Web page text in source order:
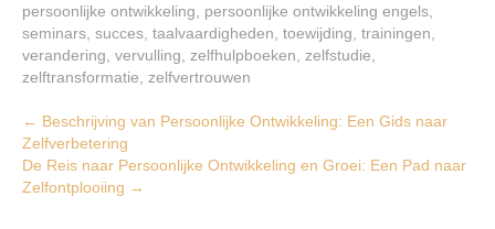
persoonlijke ontwikkeling
persoonlijke ontwikkeling engels
seminars succes taalvaardigheden toewijding trainingen
verandering vervulling zelfhulpboeken zelfstudie
zelftransformatie
zelfvertrouwen
Post
navigation
← Beschrijving van Persoonlijke Ontwikkeling: Een Gids naar
Zelfverbetering
De Reis naar Persoonlijke Ontwikkeling en Groei: Een Pad naar
Zelfontplooiing →